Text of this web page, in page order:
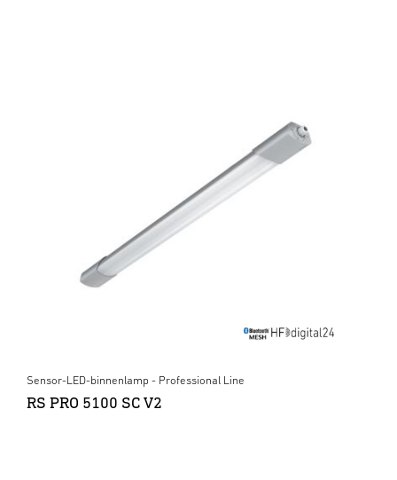
Sensor-LED-binnenlamp - Professional Line
RS PRO 5100 SC V2